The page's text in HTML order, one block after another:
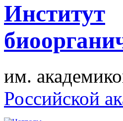
Институт
им.
Российской